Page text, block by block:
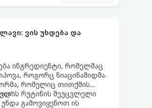
ვის უხდება და
ინგრედიენტი, რომელმაც
როგორც ნიაცინამიდმა.
რომელიც თითქმის
რუტინის შეუცვლელი
გამოვიყენოთ ის